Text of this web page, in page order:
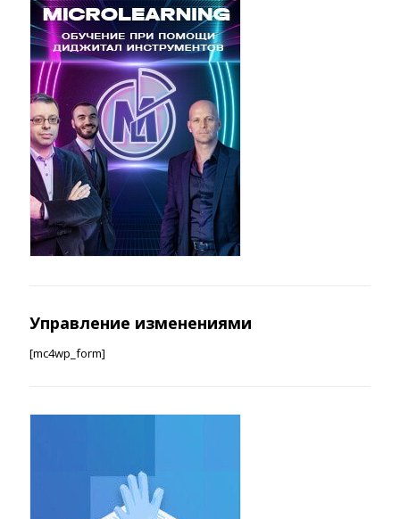
Управление изменениями
[mc4wp_form]